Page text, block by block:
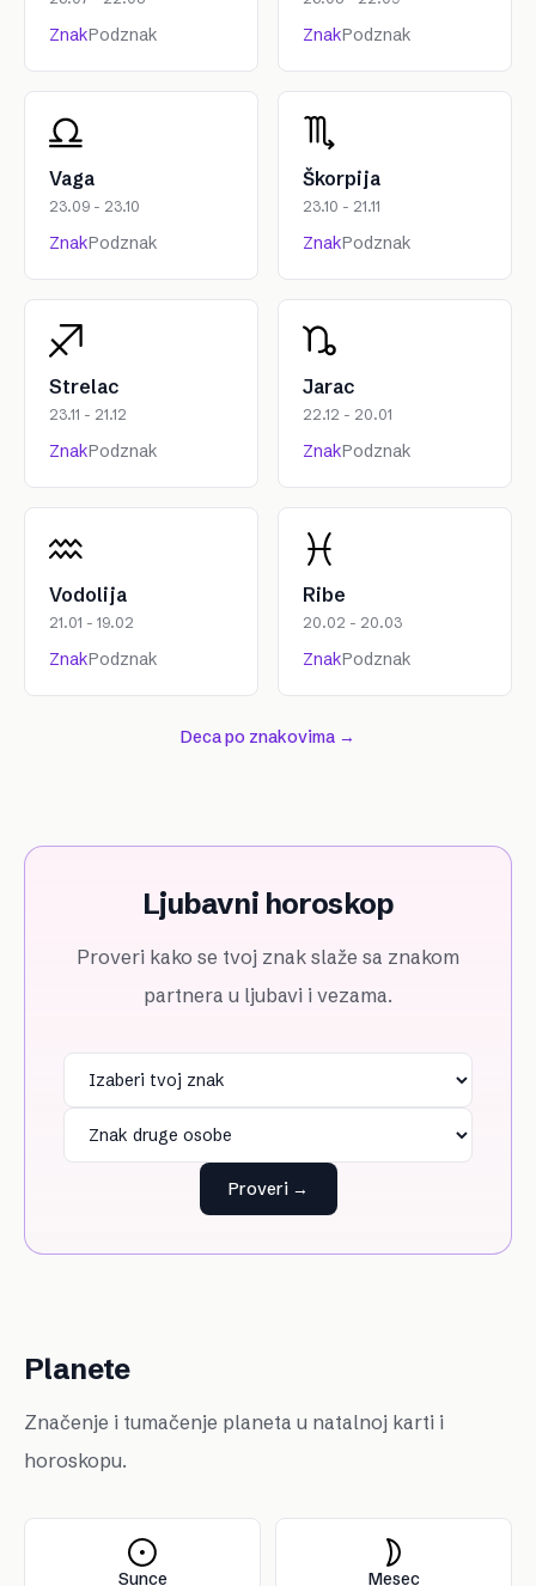
ZnakPodznak ZnakPodznak
Vaga
23.09 - 23.10
ZnakPodznak
Škorpija
23.10 - 21.11
ZnakPodznak
Strelac
23.11 - 21.12
ZnakPodznak
Jarac
22.12 - 20.01
ZnakPodznak
Vodolija
21.01 - 19.02
ZnakPodznak
Ribe
20.02 - 20.03
ZnakPodznak
Deca po znakovima →
Ljubavni horoskop
Proveri kako se tvoj znak slaže sa znakom
partnera u ljubavi i vezama.
Proveri →
Planete
Značenje i tumačenje planeta u natalnoj karti i
horoskopu.
Sunce Mesec